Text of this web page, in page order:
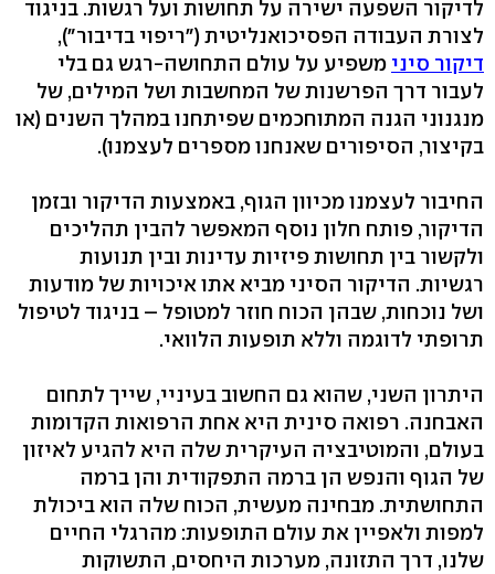
לדיקור השפעה ישירה על תחושות ועל רגשות. בניגוד
לצורת העבודה הפסיכואנליטית ("ריפוי בדיבור"),
דיקור סיני משפיע על עולם התחושה-רגש גם בלי
לעבור דרך הפרשנות של המחשבות ושל המילים, של
מנגנוני הגנה המתוחכמים שפיתחנו במהלך השנים (או
בקיצור, הסיפורים שאנחנו מספרים לעצמנו).
החיבור לעצמנו מכיוון הגוף, באמצעות הדיקור ובזמן
הדיקור, פותח חלון נוסף המאפשר להבין תהליכים
ולקשור בין תחושות פיזיות עדינות ובין תנועות
רגשיות. הדיקור הסיני מביא אתו איכויות של מודעות
ושל נוכחות, שבהן הכוח חוזר למטופל – בניגוד לטיפול
תרופתי לדוגמה וללא תופעות הלוואי.
היתרון השני, שהוא גם החשוב בעיניי, שייך לתחום
האבחנה. רפואה סינית היא אחת הרפואות הקדומות
בעולם, והמוטיבציה העיקרית שלה היא להגיע לאיזון
של הגוף והנפש הן ברמה התפקודית והן ברמה
התחושתית. מבחינה מעשית, הכוח שלה הוא ביכולת
למפות ולאפיין את עולם התופעות: מהרגלי החיים
שלנו, דרך התזונה, מערכות היחסים, התשוקות